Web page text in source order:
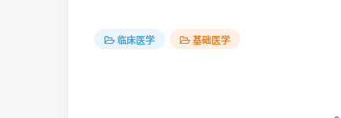
临床医学 基础医学